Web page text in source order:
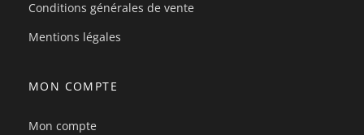
Conditions générales de vente
Mentions légales
MON COMPTE
Mon compte